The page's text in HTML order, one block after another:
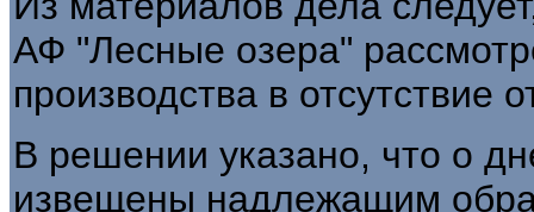
АФ "Лесные озера"
производства в отсутствие
В решении указано, что о
извещены надлежащим